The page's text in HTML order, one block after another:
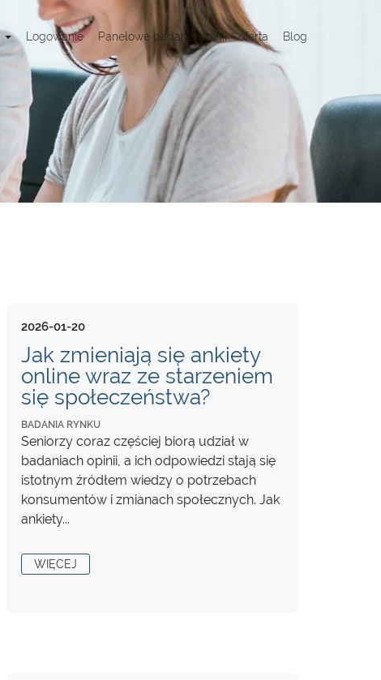
Logowanie Panelowe badania opinii - oferta Blog
2026-01-20
Jak zmieniają się ankiety
online wraz ze starzeniem
się społeczeństwa?
BADANIA RYNKU
Seniorzy coraz częściej biorą udział w
badaniach opinii, a ich odpowiedzi stają się
istotnym źródłem wiedzy o potrzebach
konsumentów i zmianach społecznych. Jak
ankiety...
WIĘCEJ